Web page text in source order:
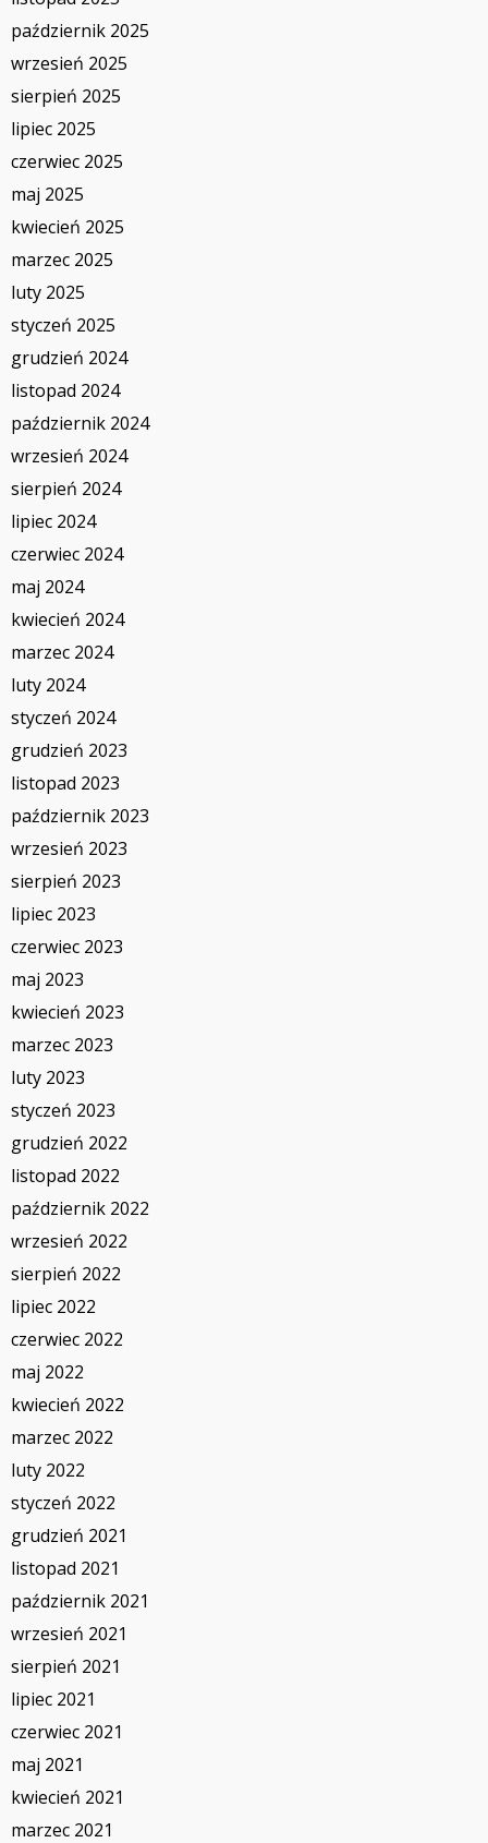
październik 2025
wrzesień 2025
sierpień 2025
lipiec 2025
czerwiec 2025
maj 2025
kwiecień 2025
marzec 2025
luty 2025
styczeń 2025
grudzień 2024
listopad 2024
październik 2024
wrzesień 2024
sierpień 2024
lipiec 2024
czerwiec 2024
maj 2024
kwiecień 2024
marzec 2024
luty 2024
styczeń 2024
grudzień 2023
listopad 2023
październik 2023
wrzesień 2023
sierpień 2023
lipiec 2023
czerwiec 2023
maj 2023
kwiecień 2023
marzec 2023
luty 2023
styczeń 2023
grudzień 2022
listopad 2022
październik 2022
wrzesień 2022
sierpień 2022
lipiec 2022
czerwiec 2022
maj 2022
kwiecień 2022
marzec 2022
luty 2022
styczeń 2022
grudzień 2021
listopad 2021
październik 2021
wrzesień 2021
sierpień 2021
lipiec 2021
czerwiec 2021
maj 2021
kwiecień 2021
marzec 2021